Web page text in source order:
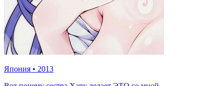
Япония • 2013